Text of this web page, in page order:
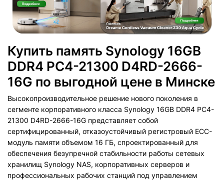
Купить память Synology 16GB
DDR4 PC4-21300 D4RD-2666-
16G по выгодной цене в Минске
Высокопроизводительное решение нового поколения в
сегменте корпоративного класса Synology 16GB DDR4 PC4-
21300 D4RD-2666-16G представляет собой
сертифицированный, отказоустойчивый регистровый ECC-
модуль памяти объемом 16 ГБ, спроектированный для
обеспечения безупречной стабильности работы сетевых
хранилищ Synology NAS, корпоративных серверов и
профессиональных рабочих станций под управлением